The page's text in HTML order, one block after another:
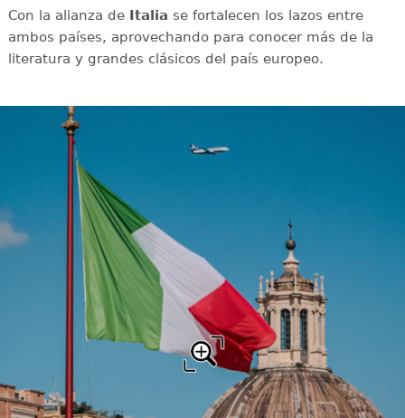
Con la alianza deItalia se fortalecen los lazos entre
ambos países, aprovechando para conocer más de la
literatura y grandes clásicos del país europeo.